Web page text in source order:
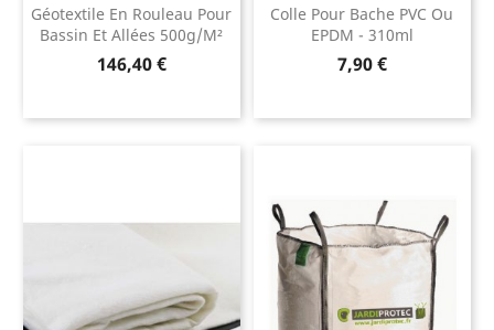
Géotextile En Rouleau Pour
Bassin Et Allées 500g/m²
Prix
146,40 €
Colle Pour Bache PVC Ou
EPDM - 310ml
Prix
7,90 €